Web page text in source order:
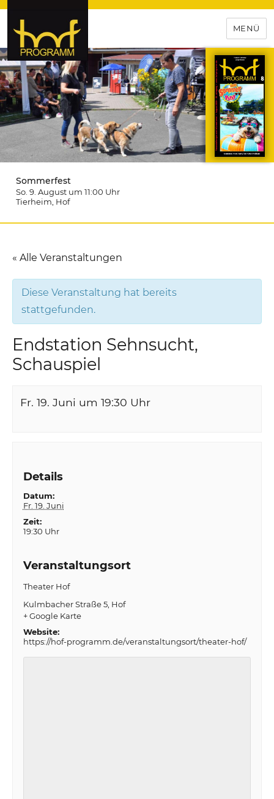
hof-programm – das
Veranstaltungsportal für
Hochfranken
MENÜ
Sommerfest
So. 9. August um 11:00 Uhr
Tierheim , Hof
« Alle Veranstaltungen
Diese Veranstaltung hat bereits
stattgefunden.
Endstation Sehnsucht,
Schauspiel
Fr. 19. Juni um 19:30 Uhr
Details
Datum:
Fr. 19. Juni
Zeit:
19:30 Uhr
Veranstaltungsort
Theater Hof
Kulmbacher Straße 5 Hof
+ Google Karte
Website:
https://hof-programm.de/veranstaltungsort/theater-hof/